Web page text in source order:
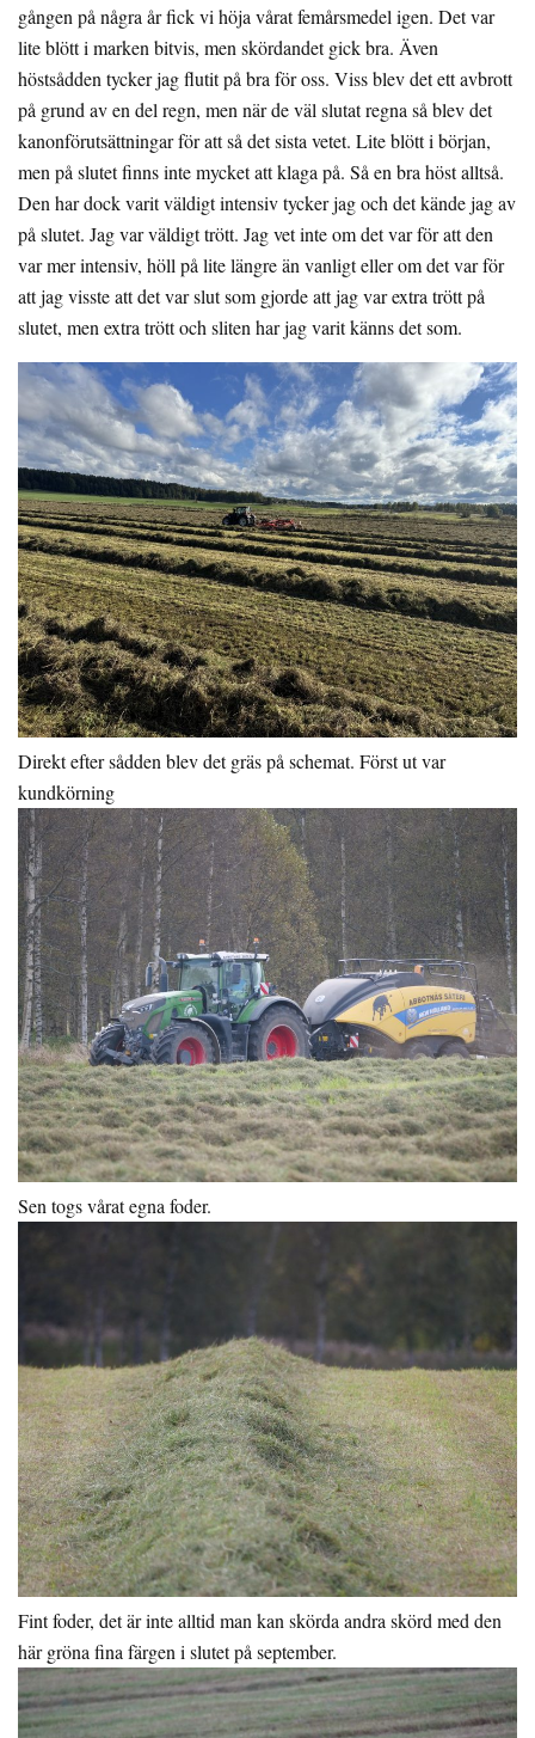
gången på några år fick vi höja vårat femårsmedel igen. Det var
lite blött i marken bitvis, men skördandet gick bra. Även
höstsådden tycker jag flutit på bra för oss. Viss blev det ett avbrott
på grund av en del regn, men när de väl slutat regna så blev det
kanonförutsättningar för att så det sista vetet. Lite blött i början,
men på slutet finns inte mycket att klaga på. Så en bra höst alltså.
Den har dock varit väldigt intensiv tycker jag och det kände jag av
på slutet. Jag var väldigt trött. Jag vet inte om det var för att den
var mer intensiv, höll på lite längre än vanligt eller om det var för
att jag visste att det var slut som gjorde att jag var extra trött på
slutet, men extra trött och sliten har jag varit känns det som.
Direkt efter sådden blev det gräs på schemat. Först ut var
kundkörning
Sen togs vårat egna foder.
Fint foder, det är inte alltid man kan skörda andra skörd med den
här gröna fina färgen i slutet på september.